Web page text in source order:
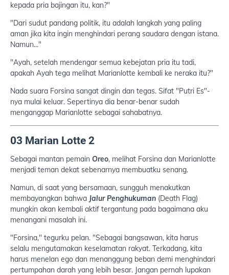
kepada pria bajingan itu, kan?"
"Dari sudut pandang politik, itu adalah langkah yang paling
aman jika kita ingin menghindari perang saudara dengan istana.
Namun..."
"Ayah, setelah mendengar semua kebejatan pria itu tadi,
apakah Ayah tega melihat Marianlotte kembali ke neraka itu?"
Nada suara Forsina sangat dingin dan tegas. Sifat "Putri Es"-
nya mulai keluar. Sepertinya dia benar-benar sudah
menganggap Marianlotte sebagai sahabatnya.
03 Marian Lotte 2
Sebagai mantan pemain Oreo, melihat Forsina dan Marianlotte
menjadi teman dekat sebenarnya membuatku senang.
Namun, di saat yang bersamaan, sungguh menakutkan
membayangkan bahwa Jalur Penghukuman (Death Flag)
mungkin akan kembali aktif tergantung pada bagaimana aku
menangani masalah ini.
"Forsina," tegurku pelan. "Sebagai bangsawan, kita harus
selalu mengutamakan keselamatan rakyat. Terkadang, kita
harus menelan ego dan menanggung beban demi menghindari
pertumpahan darah yang lebih besar. Jangan pernah lupakan